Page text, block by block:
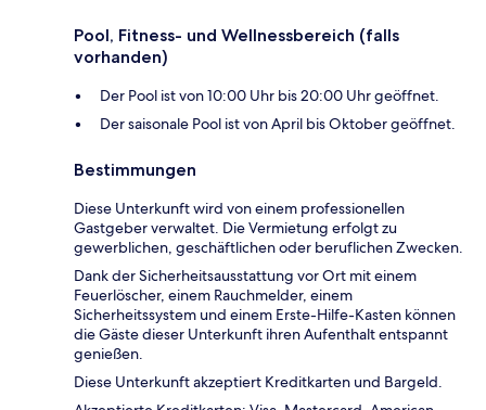
Pool, Fitness- und Wellnessbereich (falls
vorhanden)
Der Pool ist von 10:00 Uhr bis 20:00 Uhr geöffnet.
Der saisonale Pool ist von April bis Oktober geöffnet.
Bestimmungen
Diese Unterkunft wird von einem professionellen
Gastgeber verwaltet. Die Vermietung erfolgt zu
gewerblichen, geschäftlichen oder beruflichen Zwecken.
Dank der Sicherheitsausstattung vor Ort mit einem
Feuerlöscher, einem Rauchmelder, einem
Sicherheitssystem und einem Erste-Hilfe-Kasten können
die Gäste dieser Unterkunft ihren Aufenthalt entspannt
genießen.
Diese Unterkunft akzeptiert Kreditkarten und Bargeld.